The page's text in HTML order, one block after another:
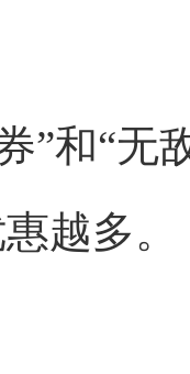
”和“无
越多。